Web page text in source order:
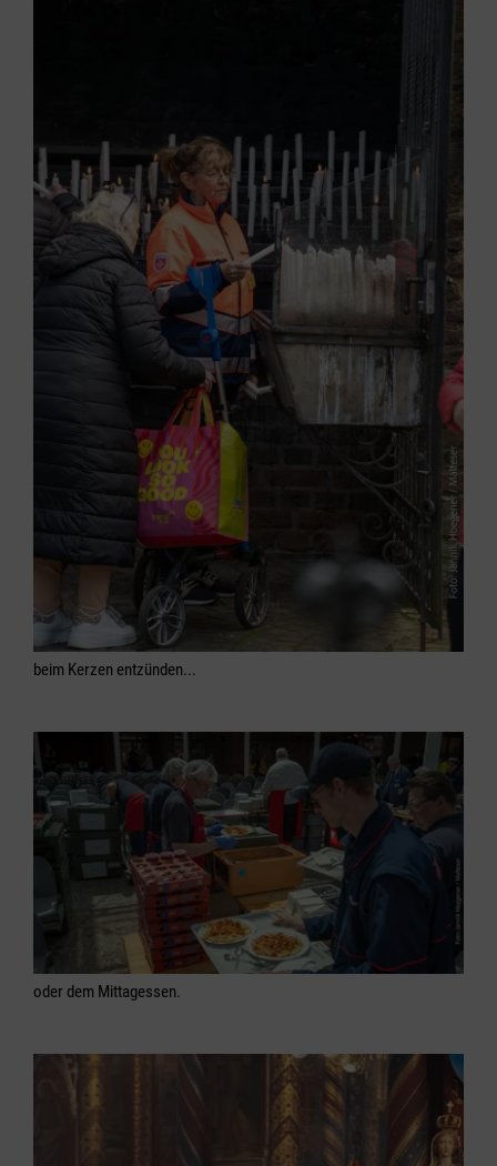
beim Kerzen entzünden...
oder dem Mittagessen.